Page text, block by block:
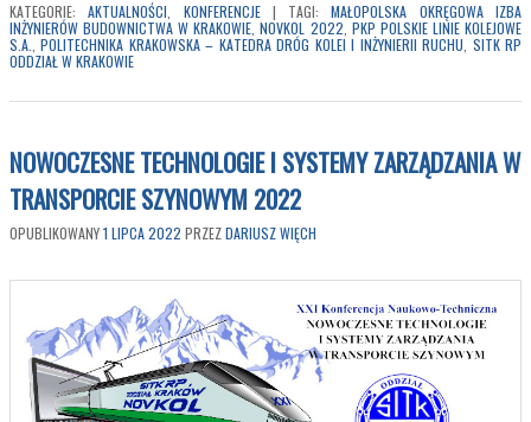
KATEGORIE: AKTUALNOŚCI KONFERENCJE | TAGI:
MAŁOPOLSKA OKRĘGOWA IZBA
INŻYNIERÓW BUDOWNICTWA W KRAKOWIE ,NOVKOL 2022 PKP POLSKIE LINIE KOLEJOWE
S.A. ,POLITECHNIKA KRAKOWSKA – KATEDRA DRÓG KOLEI I INŻYNIERII RUCHU SITK RP
ODDZIAŁ W KRAKOWIE
NOWOCZESNE TECHNOLOGIE I SYSTEMY ZARZĄDZANIA W
TRANSPORCIE SZYNOWYM 2022
OPUBLIKOWANY1 LIPCA 2022 PRZEZDARIUSZ WIĘCH